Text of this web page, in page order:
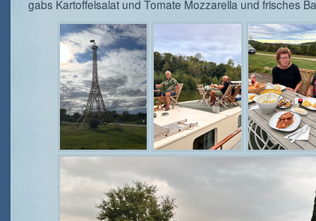
gabs Kartoffelsalat und Tomate Mozzarella und frisches